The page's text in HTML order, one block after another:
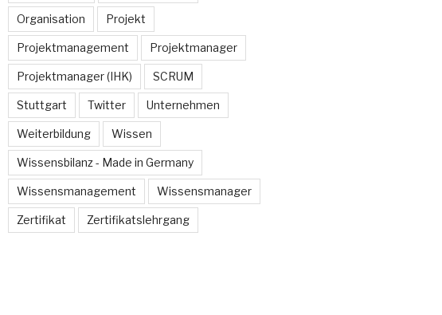
Organisation Projekt
Projektmanagement Projektmanager
Projektmanager (IHK) SCRUM
Stuttgart Twitter Unternehmen
Weiterbildung Wissen
Wissensbilanz - Made in Germany
Wissensmanagement Wissensmanager
Zertifikat Zertifikatslehrgang